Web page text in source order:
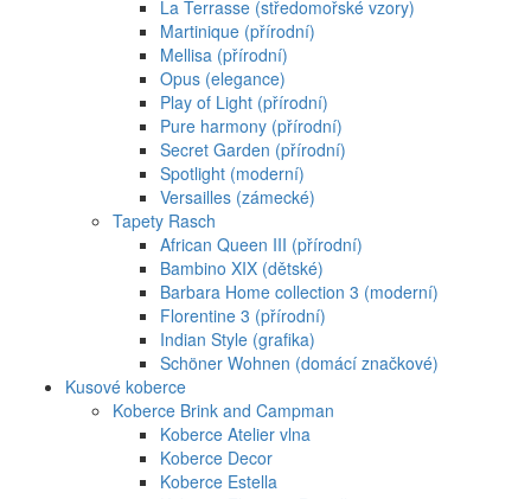
La Terrasse (středomořské vzory)
Martinique (přírodní)
Mellisa (přírodní)
Opus (elegance)
Play of Light (přírodní)
Pure harmony (přírodní)
Secret Garden (přírodní)
Spotlight (moderní)
Versailles (zámecké)
Tapety Rasch
African Queen III (přírodní)
Bambino XIX (dětské)
Barbara Home collection 3 (moderní)
Florentine 3 (přírodní)
Indian Style (grafika)
Schöner Wohnen (domácí značkové)
Kusové koberce
Koberce Brink and Campman
Koberce Atelier vlna
Koberce Decor
Koberce Estella